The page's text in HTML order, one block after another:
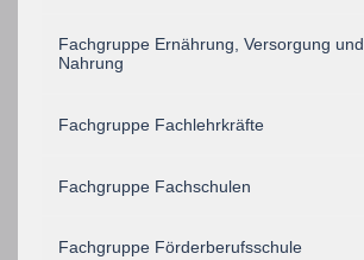
Fachgruppe Ernährung, Versorgung und
Nahrung
Fachgruppe Fachlehrkräfte
Fachgruppe Fachschulen
Fachgruppe Förderberufsschule